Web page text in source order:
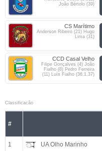
João Bértolo (39)
CS Marítimo
Anderson Ribeiro (21) Hugo
Lima (31)
CCD Casal Velho
Filipe Gonçalves (4) João
Fialho (8) Pedro Ferreira
(11) Luís Fialho (36,1,37)
Classificacão
#
1 UA Olho Marinho